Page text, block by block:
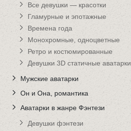
Все девушки — красотки
Гламурные и эпотажные
Времена года
Монохромные, одноцветные
Ретро и костюмированные
Девушки 3D статичные аватарки
Мужские аватарки
Он и Она, романтика
Аватарки в жанре Фэнтези
Девушки фэнтези